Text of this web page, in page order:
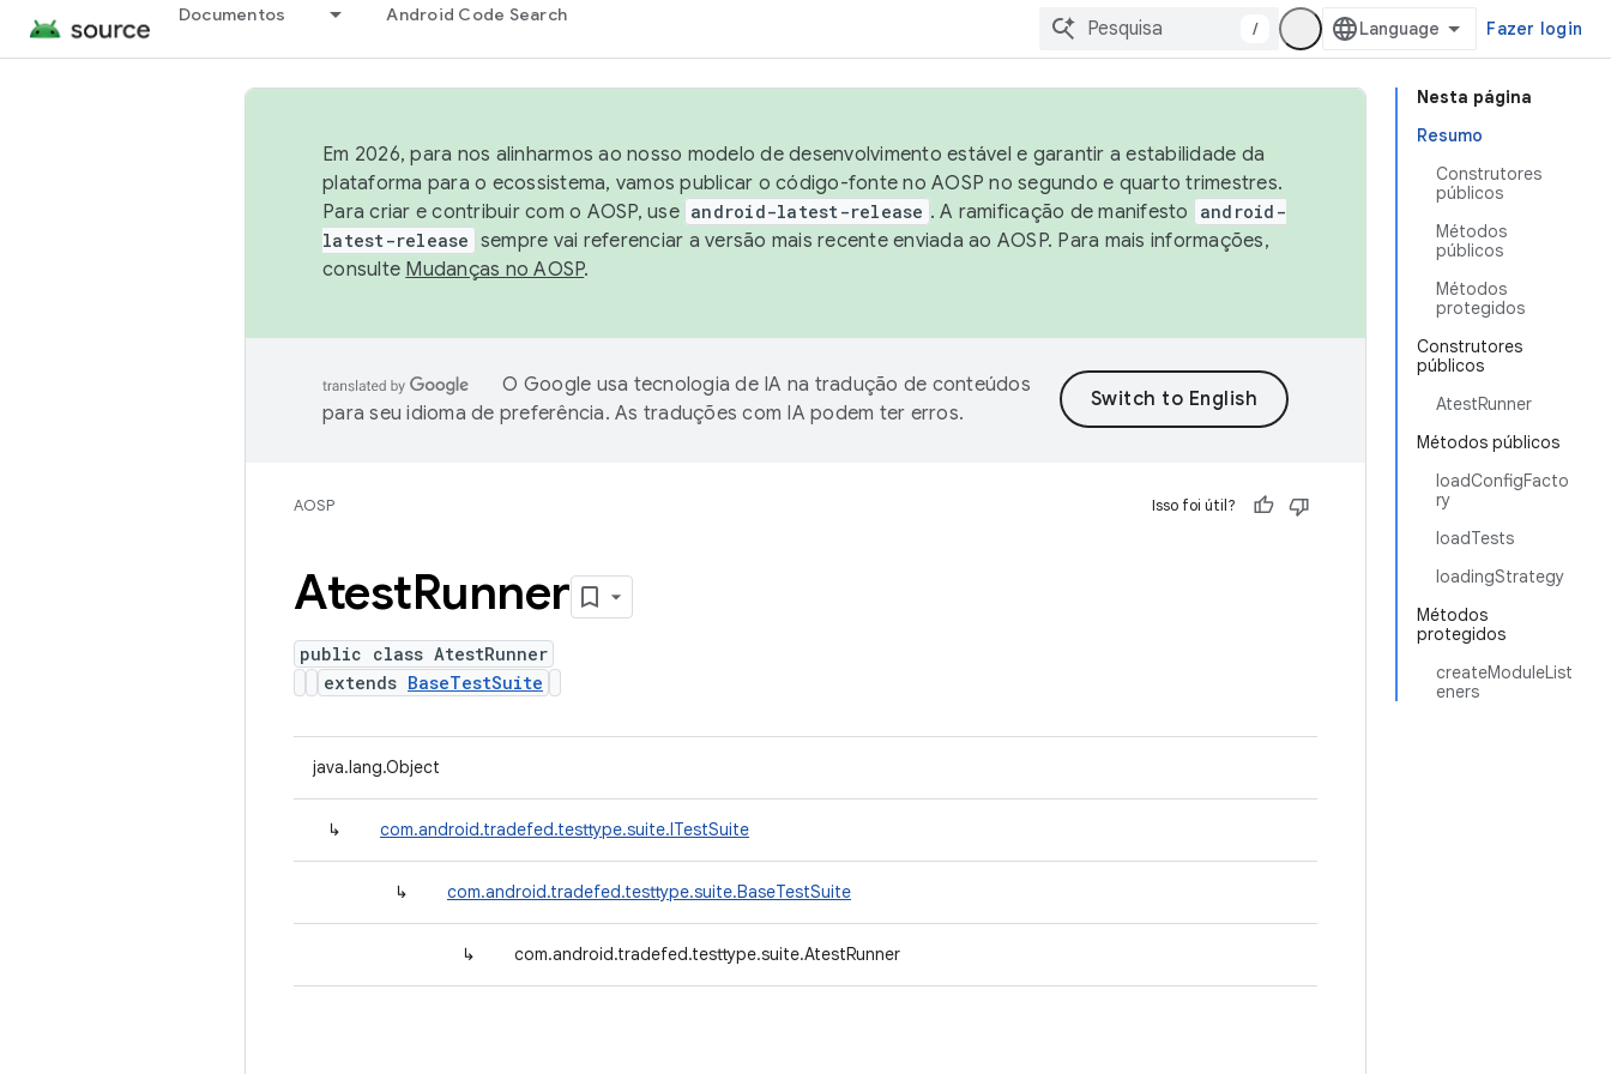
Documentos Android Code Search
/ Fazer login
Nesta página
Resumo
Construtores
públicos
Métodos
públicos
Métodos
protegidos
Construtores
públicos
AtestRunner
Métodos públicos
loadConfigFacto
ry
loadTests
loadingStrategy
Métodos
protegidos
createModuleList
eners
Em 2026, para nos alinharmos ao nosso modelo de desenvolvimento estável e garantir a estabilidade da
plataforma para o ecossistema, vamos publicar o código-fonte no AOSP no segundo e quarto trimestres.
Para criar e contribuir com o AOSP, use android-latest-release . A ramificação de manifesto
android-
latest-release sempre vai referenciar a versão mais recente enviada ao AOSP. Para mais informações,
consulte Mudanças no AOSP.
O Google usa tecnologia de IA na tradução de conteúdos
para seu idioma de preferência. As traduções com IA podem ter erros.
AOSP Isso foi útil?
AtestRunner
public class AtestRunner
extends BaseTestSuite
java.lang.Object
↳ com.android.tradefed.testtype.suite.ITestSuite
↳ com.android.tradefed.testtype.suite.BaseTestSuite
↳ com.android.tradefed.testtype.suite.AtestRunner